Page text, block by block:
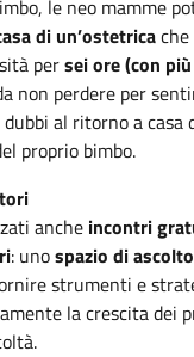
le neo mamme
di un’ostetrica
persei ore (con
non perdere per
al ritorno a casa
proprio bimbo.
anche incontri
: unospazio di
strumenti e
la crescita dei